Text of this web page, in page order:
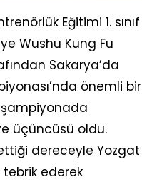
Eğitimi 1. sınıf
Wushu Kung Fu
Sakarya’da
önemli bir
şampiyonada
üçüncüsü oldu.
dereceyle Yozgat
tebrik ederek